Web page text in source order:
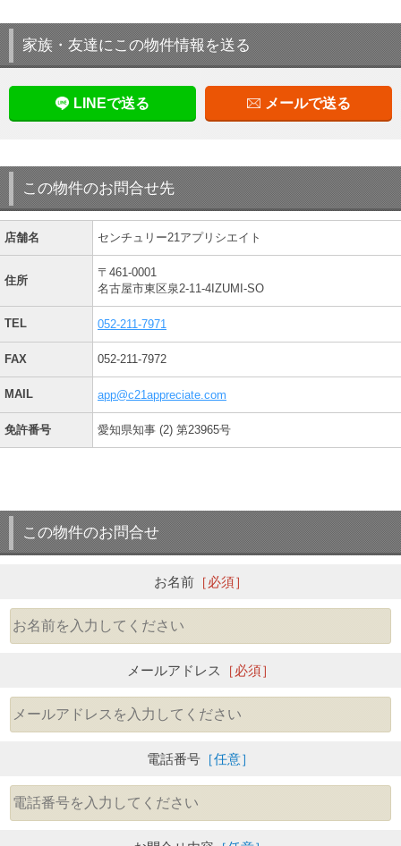
家族・友達にこの物件情報を送る
LINEで送る メールで送る
この物件のお問合せ先
店舗名 センチュリー21アプリシエイト
住所
〒461-0001
名古屋市東区泉2-11-4IZUMI-SO
TEL 052-211-7971
FAX 052-211-7972
MAIL app@c21appreciate.com
免許番号 愛知県知事 (2) 第23965号
この物件のお問合せ
お名前［必須］
メールアドレス ［必須］
電話番号 ［任意］